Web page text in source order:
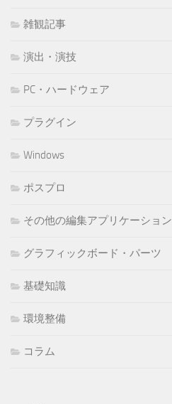
雑観記事
演出・演技
PC・ハードウェア
プラグイン
Windows
ポスプロ
その他の編集アプリケーション
グラフィックボード・パーツ
基礎知識
環境整備
コラム